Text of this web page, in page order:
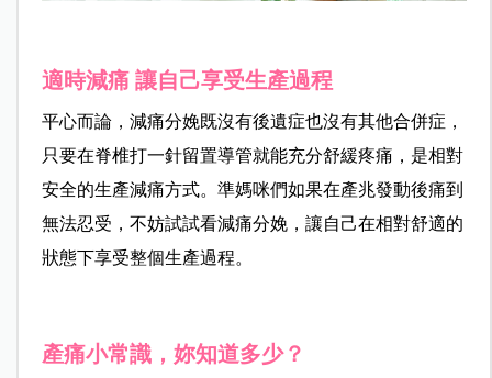
適時減痛 讓自己享受生產過程
平心而論，減痛分娩既沒有後遺症也沒有其他合併症，
只要在脊椎打一針留置導管就能充分舒緩疼痛，是相對
安全的生產減痛方式。準媽咪們如果在產兆發動後痛到
無法忍受，不妨試試看減痛分娩，讓自己在相對舒適的
狀態下享受整個生產過程。
產痛小常識，妳知道多少？